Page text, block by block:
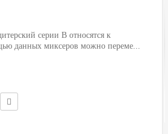
серии В относятся к
данных миксеров можно переме...